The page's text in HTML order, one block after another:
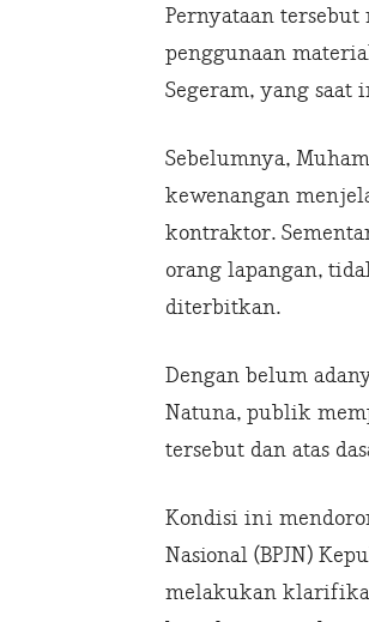
Pernyataan
penggunaan
Segeram, yang
Sebelumnya,
kewenangan
kontraktor.
orang lapangan,
diterbitkan.
Dengan belum
Natuna, publik
tersebut dan atas
Kondisi ini
Nasional (BPJN)
melakukan